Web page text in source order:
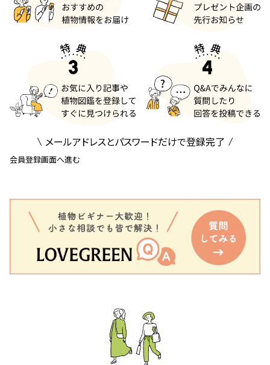
メールアドレスとパスワードだけで登録完了
会員登録画面へ進む